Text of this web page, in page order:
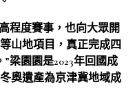
程度賽事，也向大眾開
山地項目，真正完成四
梁園園是2023年回國成
奧遺產為京津冀地域成